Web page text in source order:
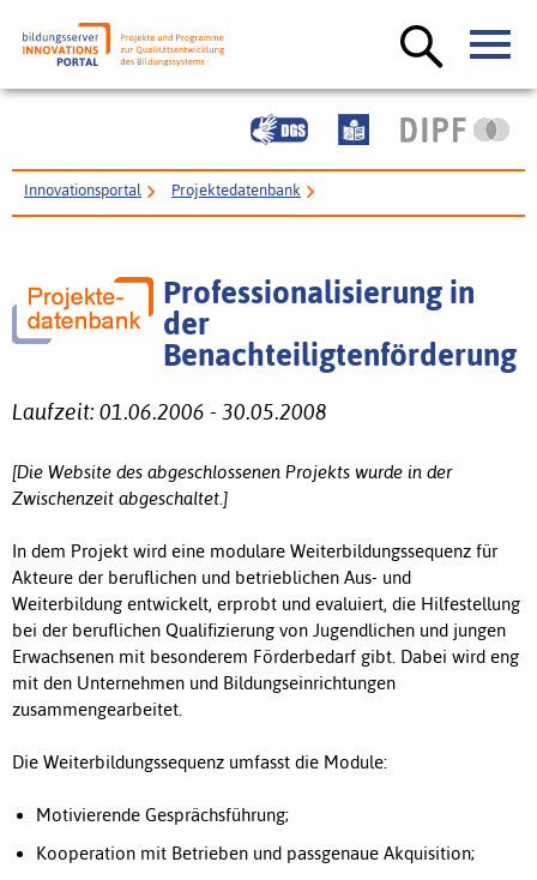
Innovationsportal Projektedatenbank
Professionalisierung in
der
Benachteiligtenförderung
Laufzeit: 01.06.2006 - 30.05.2008
[Die Website des abgeschlossenen Projekts wurde in der
Zwischenzeit abgeschaltet.]
In dem Projekt wird eine modulare Weiterbildungssequenz für
Akteure der beruflichen und betrieblichen Aus- und
Weiterbildung entwickelt, erprobt und evaluiert, die Hilfestellung
bei der beruflichen Qualifizierung von Jugendlichen und jungen
Erwachsenen mit besonderem Förderbedarf gibt. Dabei wird eng
mit den Unternehmen und Bildungseinrichtungen
zusammengearbeitet.
Die Weiterbildungssequenz umfasst die Module:
Motivierende Gesprächsführung;
Kooperation mit Betrieben und passgenaue Akquisition;